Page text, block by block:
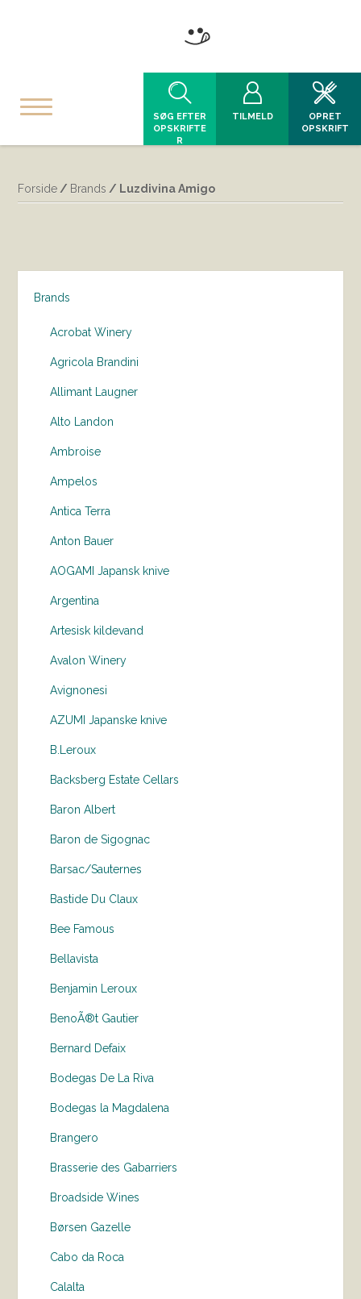
SØG EFTER
OPSKRIFTE
R
TILMELD
OPRET
OPSKRIFT
Forside / Brands / Luzdivina Amigo
Brands
Acrobat Winery
Agricola Brandini
Allimant Laugner
Alto Landon
Ambroise
Ampelos
Antica Terra
Anton Bauer
AOGAMI Japansk knive
Argentina
Artesisk kildevand
Avalon Winery
Avignonesi
AZUMI Japanske knive
B.Leroux
Backsberg Estate Cellars
Baron Albert
Baron de Sigognac
Barsac/Sauternes
Bastide Du Claux
Bee Famous
Bellavista
Benjamin Leroux
BenoÃ®t Gautier
Bernard Defaix
Bodegas De La Riva
Bodegas la Magdalena
Brangero
Brasserie des Gabarriers
Broadside Wines
Børsen Gazelle
Cabo da Roca
Calalta